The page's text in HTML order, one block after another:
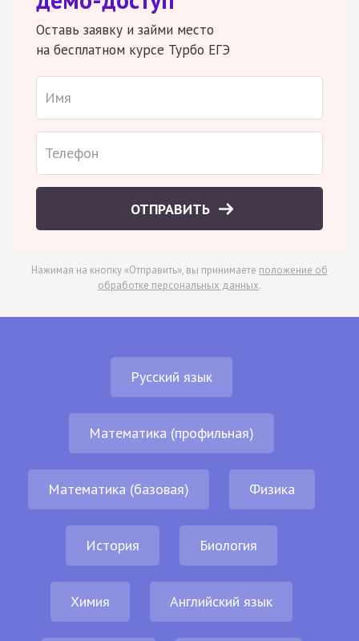
Оставь заявку и займи место
на бесплатном курсе Турбо ЕГЭ
ОТПРАВИТЬ
Нажимая на кнопку «Отправить», вы принимаете положение об
обработке персональных данных.
Русский язык
Математика (профильная)
Математика (базовая) Физика
История Биология
Химия Английский язык